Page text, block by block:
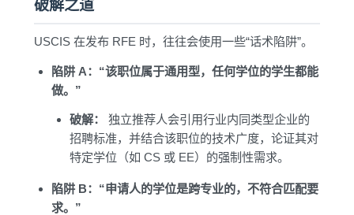
破解之道
USCIS 在发布 RFE 时，往往会使用一些“话术陷阱”。
陷阱 A：“该职位属于通用型，任何学位的学生都能
做。”
破解：
独立推荐人会引用行业内同类型企业的
招聘标准，并结合该职位的技术广度，论证其对
特定学位（如 CS 或 EE）的强制性需求。
陷阱 B：“申请人的学位是跨专业的，不符合匹配要
求。”